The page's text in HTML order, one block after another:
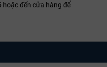
hoặc đến cửa hàng để